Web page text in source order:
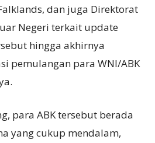
dan juga Direktorat
Negeri terkait update
hingga akhirnya
pemulangan para WNI/ABK
para ABK tersebut berada
yang cukup mendalam,